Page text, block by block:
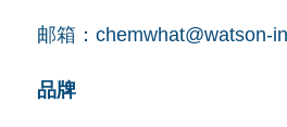
邮箱： chemwhat@watson-
品牌